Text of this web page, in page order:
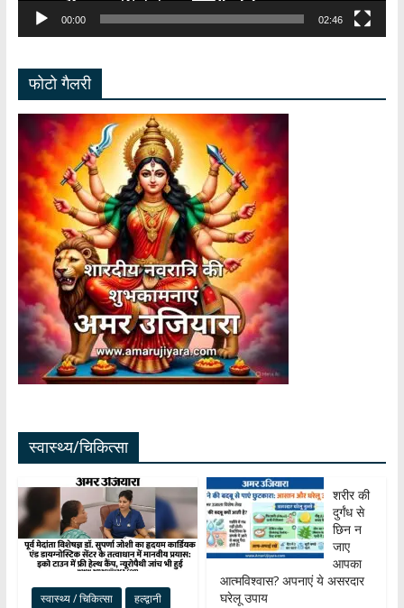
00:00 02:46
फोटो गैलरी
स्वास्थ्य/चिकित्सा
स्वास्थ्य / चिकित्सा हल्द्वानी
शरीर की
दुर्गंध से
छिन न
जाए
आपका
आत्मविश्वास? अपनाएं ये असरदार
घरेलू उपाय